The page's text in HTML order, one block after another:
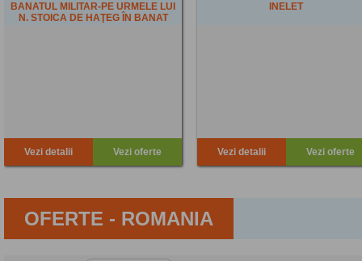
BANATUL MILITAR-PE URMELE LUI
N. STOICA DE HAŢEG ÎN BANAT
Vezi detalii Vezi oferte
INELET
Vezi detalii Vezi oferte
OFERTE - ROMANIA